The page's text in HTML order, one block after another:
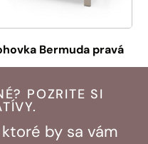
Bermuda pravá
POZRITE SI
by sa vám